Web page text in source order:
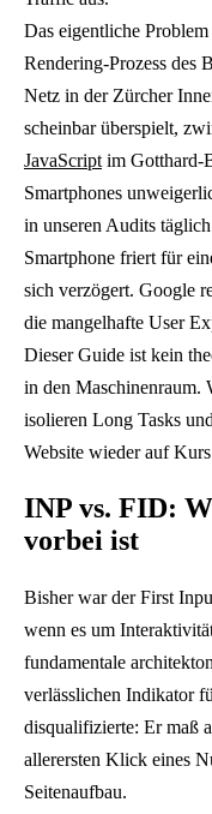
Das eigentliche
Rendering-Prozess des
Netz in der Zürcher
scheinbar überspielt,
JavaScript im Gotthard-
Smartphones
in unseren Audits
Smartphone friert für
sich verzögert. Google
die mangelhafte User
Dieser Guide ist kein
in den Maschinenraum.
isolieren Long Tasks
Website wieder auf
INP vs. FID:
vorbei ist
Bisher war der First
wenn es um
fundamentale
verlässlichen Indikator
disqualifizierte: Er maß
allerersten Klick eines
Seitenaufbau.